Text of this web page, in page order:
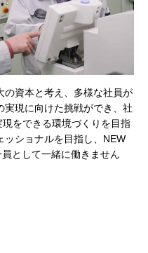
の資本と考え、多様な社員が
現に向けた挑戦ができ、社
をできる環境づくりを目指
ッショナルを目指し、NEW
として一緒に働きません